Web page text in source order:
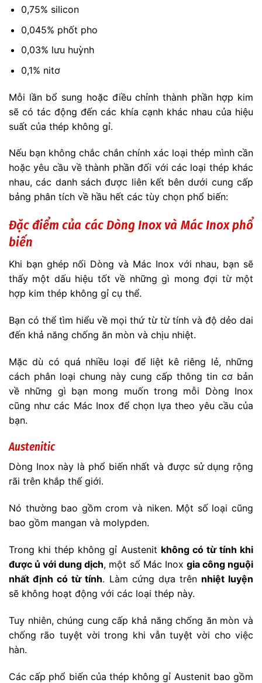
0,75% silicon
0,045% phốt pho
0,03% lưu huỳnh
0,1% nitơ
Mỗi lần bổ sung hoặc điều chỉnh thành phần hợp kim
sẽ có tác động đến các khía cạnh khác nhau của hiệu
suất của thép không gỉ.
Nếu bạn không chắc chắn chính xác loại thép mình cần
hoặc yêu cầu về thành phần đối với các loại thép khác
nhau, các danh sách được liên kết bên dưới cung cấp
bảng phân tích về hầu hết các tùy chọn phổ biến:
Đặc điểm của các Dòng Inox và Mác Inox phổ
biến
Khi bạn ghép nối Dòng và Mác Inox với nhau, bạn sẽ
thấy một dấu hiệu tốt về những gì mong đợi từ một
hợp kim thép không gỉ cụ thể.
Bạn có thể tìm hiểu về mọi thứ từ từ tính và độ dẻo dai
đến khả năng chống ăn mòn và chịu nhiệt.
Mặc dù có quá nhiều loại để liệt kê riêng lẻ, những
cách phân loại chung này cung cấp thông tin cơ bản
về những gì bạn mong muốn trong mỗi Dòng Inox
cũng như các Mác Inox để chọn lựa theo yêu cầu của
bạn.
Austenitic
Dòng Inox này là phổ biến nhất và được sử dụng rộng
rãi trên khắp thế giới.
Nó thường bao gồm crom và niken. Một số loại cũng
bao gồm mangan và molypden.
Trong khi thép không gỉ Austenit không có từ tính khi
được ủ với dung dịch, một số Mác Inox gia công nguội
nhất định có từ tính. Làm cứng dựa trên nhiệt luyện
sẽ không hoạt động với các loại thép này.
Tuy nhiên, chúng cung cấp khả năng chống ăn mòn và
chống rão tuyệt vời trong khi vẫn tuyệt vời cho việc
hàn.
Các cấp phổ biến của thép không gỉ Austenit bao gồm